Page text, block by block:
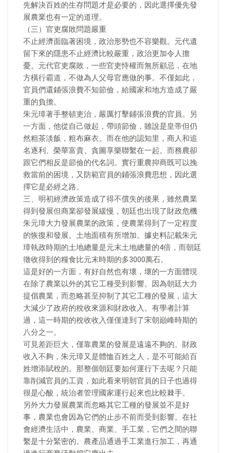
先解決百姓的生存問題才是必要的，因此選擇優先發
展農業也有一定的道理。
（三）官吏腐敗問題嚴重
不止經濟面臨著困境，政治形勢也不容樂觀。元代遺
留下來的隱患不止經濟比較嚴重，政治更加令人擔
憂。元代官吏腐敗，一些官吏恃權而無所顧忌，在地
方橫行霸道，不做為人父母官應做的事。不僅如此，
官員們還鋪張浪費不知節儉，給國家和地方造成了嚴
重的負擔。
朱元璋著手整頓吏治，嚴厲打擊鋪張浪費的官員。另
一方面，他從自己做起，帶頭節儉，雖說是皇帝但仍
然粗茶淡飯，粗布麻衣。而在他的認知里，商人和追
名逐利、榮華富貴、貪圖享樂聯繫在一起。而務農卻
跟它們相反是節儉的代名詞。實行重農抑商既可以挽
救當前的困境，又防範官員的鋪張浪費思想，因此選
擇它是必經之路。
三、明初經濟政策造成了得不償失的後果，雖然農業
得到發展但商業卻發展緩慢，朝廷也出現了財政危機
朱元璋大力發展農業的政策，使農業得到了一定程度
的恢復和發展。土地面積有所增加。據史料記載朱元
璋執政時期的土地總量是元末土地總量的4倍，而朝廷
徵收得到的糧食比元末時期的多3000萬石。
這是好的一方面，有好自然也有壞，壞的一方面體現
在除了農業以外的其它工種受到影響。因為朝廷大力
提倡農業，而忽略甚至抑制了其它工種的發展，這大
大減少了政府的稅收來源和財政收入。有學者計算
過，這一時期的稅收收入僅僅達到了宋朝巔峰時期的
八分之一。
可見差距巨大，僅靠農業的發展是遠遠不夠的。財政
收入不夠，朱元璋又是體恤百姓之人，是不可能給百
姓增添賦稅的。那整個朝廷要如何運行下去呢？只能
靠削減官員的工資，如此看來明朝官員的日子也過得
很是心酸，統治者管理國家運行起來也比較棘手。
另外大力發展農業而忽略其它工種的發展並不是好
事，農業也會因為它們的止步不前而受到影響。在社
會經濟生活中，農業、商業、手工業，它們之間的聯
繫是十分緊密的。農產品通過手工業進行加工，再通